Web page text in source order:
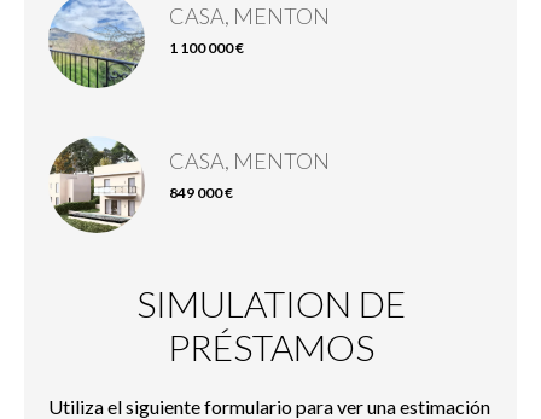
CASA, MENTON
1 100 000 €
CASA, MENTON
849 000 €
SIMULATION DE
PRÉSTAMOS
Utiliza el siguiente formulario para ver una estimación